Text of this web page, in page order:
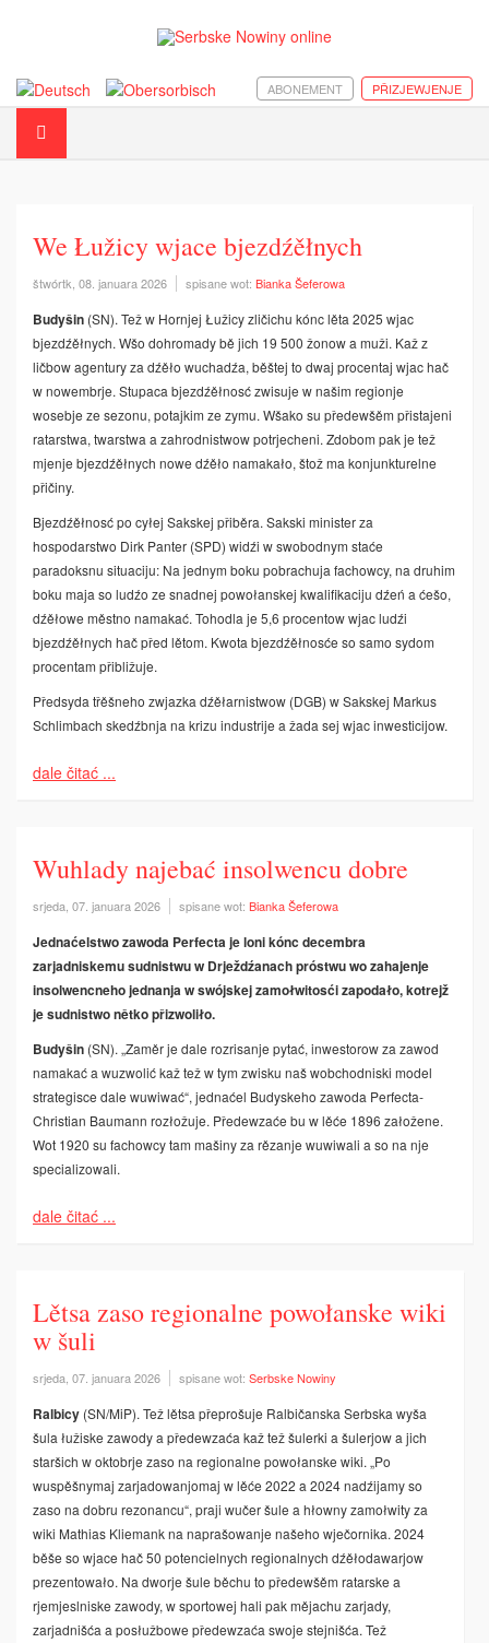
PŘIZJEWJENJE
ABONEMENT
We Łužicy wjace bjezdźěłnych
štwórtk, 08. januara 2026 spisane wot: Bianka Šeferowa
Budyšin (SN). Tež w Hornjej Łužicy zličichu kónc lěta 2025 wjac
bjezdźěłnych. Wšo dohromady bě jich 19 500 žonow a muži. Kaž z
ličbow agentury za dźěło wuchadźa, běštej to dwaj procentaj wjac hač
w nowembrje. Stupaca bjezdźěłnosć zwisuje w našim regionje
wosebje ze sezonu, potajkim ze zymu. Wšako su předewšěm přistajeni
ratarstwa, twarstwa a zahrodnistwow potrjecheni. Zdobom pak je tež
mjenje bjezdźěłnych nowe dźěło namakało, štož ma konjunkturelne
přičiny.
Bjezdźěłnosć po cyłej Sakskej přiběra. Sakski minister za
hospodarstwo Dirk Panter (SPD) widźi w swobodnym staće
paradoksnu situaciju: Na jednym boku pobrachuja fachowcy, na druhim
boku maja so ludźo ze snadnej powołanskej kwalifikaciju dźeń a ćešo,
dźěłowe městno namakać. Tohodla je 5,6 procentow wjac ludźi
bjezdźěłnych hač před lětom. Kwota bjezdźěłnosće so samo sydom
procentam přibližuje.
Předsyda třěšneho zwjazka dźěłarnistwow (DGB) w Sakskej Markus
Schlimbach skedźbnja na krizu industrije a žada sej wjac inwesticijow.
dale čitać ...
Wuhlady najebać insolwencu dobre
srjeda, 07. januara 2026 spisane wot: Bianka Šeferowa
Jednaćelstwo zawoda Perfecta je loni kónc decembra
zarjadniskemu sudnistwu w Drježdźanach próstwu wo zahajenje
insolwencneho jednanja w swójskej zamołwitosći zapodało, kotrejž
je sudnistwo nětko přizwoliło.
Budyšin (SN). „Zaměr je dale rozrisanje pytać, inwestorow za zawod
namakać a wuzwolić kaž tež w tym zwisku naš wobchodniski model
strategisce dale wuwiwać­“, jednaćel Budyskeho zawoda Perfecta­
Christian Baumann rozłožuje. Předewzaće bu w lěće 1896 załožene.
Wot 1920 su fachowcy tam mašiny za rězanje wuwiwali a so na nje
specializowali.
dale čitać ...
Lětsa zaso regionalne powołanske wiki
w šuli
srjeda, 07. januara 2026 spisane wot: Serbske Nowiny
Ralbicy (SN/MiP). Tež lětsa přeprošuje Ralbičanska Serbska wyša
šula łužiske zawody a předewzaća kaž tež šulerki a šulerjow a jich
staršich w oktobrje zaso na regionalne powołanske wiki. „Po
wuspěšnymaj zarjadowanjomaj w lěće 2022 a 2024 nadźijamy so
zaso na dobru rezonancu“, praji wučer šule a hłowny zamołwity za
wiki Mathias Kliemank na naprašowanje našeho wječornika. 2024
běše so wjace hač 50 potencielnych regionalnych dźěłodawarjow
prezentowało. Na dworje šule běchu to předewšěm ratarske a
rjemjeslniske zawody, w sportowej hali pak mějachu zarjady,
zarjadnišća a posłužbowe předewzaća swoje stejnišća. Tež